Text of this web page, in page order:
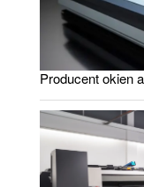
Producent okien